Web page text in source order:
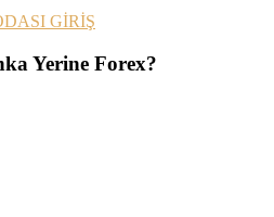
GİRİŞ
Yerine Forex?